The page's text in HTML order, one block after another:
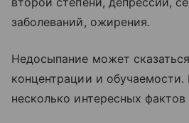
заболеваний, ожирения.
Недосыпание может
концентрации и обучаемости.
несколько интересных